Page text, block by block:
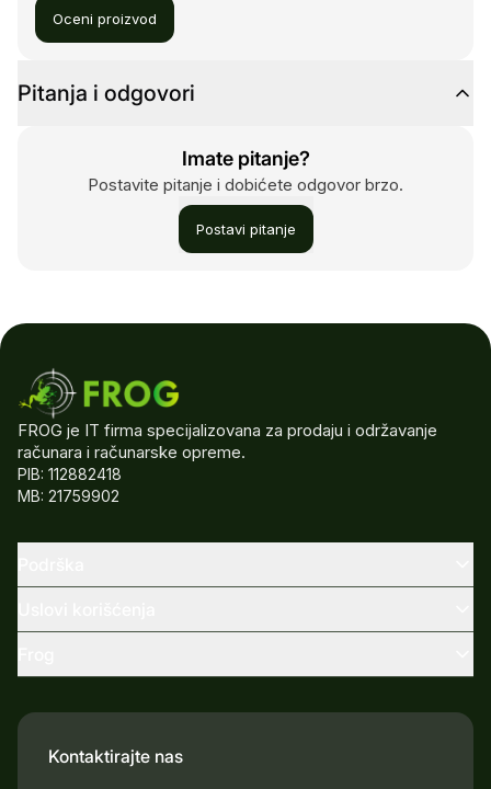
Oceni proizvod
Pitanja i odgovori
Imate pitanje?
Postavite pitanje i dobićete odgovor brzo.
Postavi pitanje
FROG je IT firma specijalizovana za prodaju i održavanje
računara i računarske opreme.
PIB: 112882418
MB: 21759902
Kontaktirajte nas